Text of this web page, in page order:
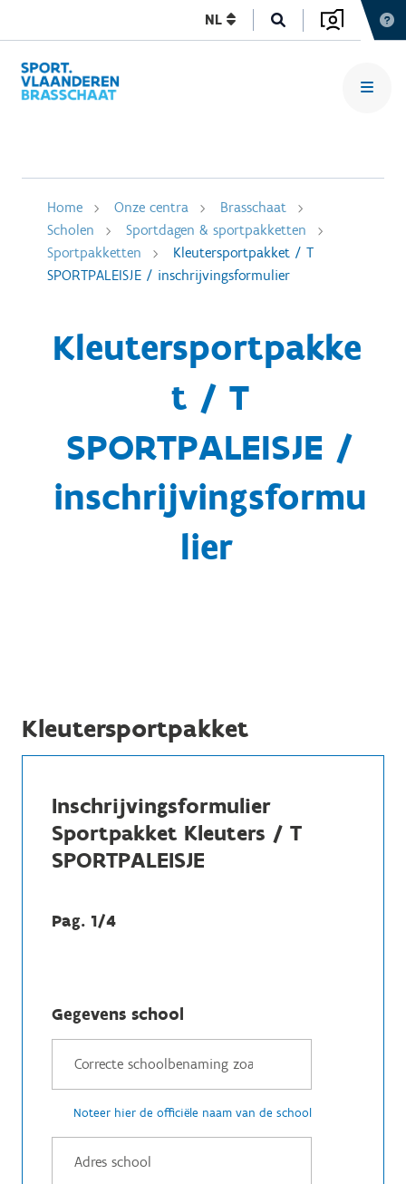
NL
Home Onze centra
Brasschaat
Scholen
Sportdagen & sportpakketten
Sportpakketten
Kleutersportpakket / T
SPORTPALEISJE / inschrijvingsformulier
Kleutersportpakke
t / T
SPORTPALEISJE /
inschrijvingsformu
lier
Kleutersportpakket
Inschrijvingsformulier
Sportpakket Kleuters / T
SPORTPALEISJE
Pag. 1/4
Gegevens school
Noteer hier de officiële naam van de school